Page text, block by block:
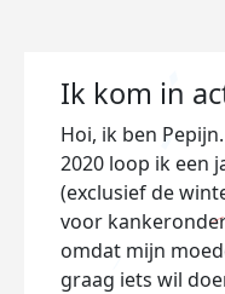
Ik kom in
Hoi, ik ben
2020 loop ik een
(exclusief de
voor
omdat mijn
graag iets wil